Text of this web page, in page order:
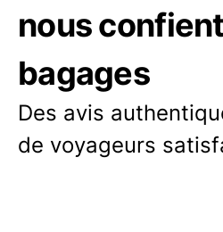
nous
bagages
Des avis
de voyageurs